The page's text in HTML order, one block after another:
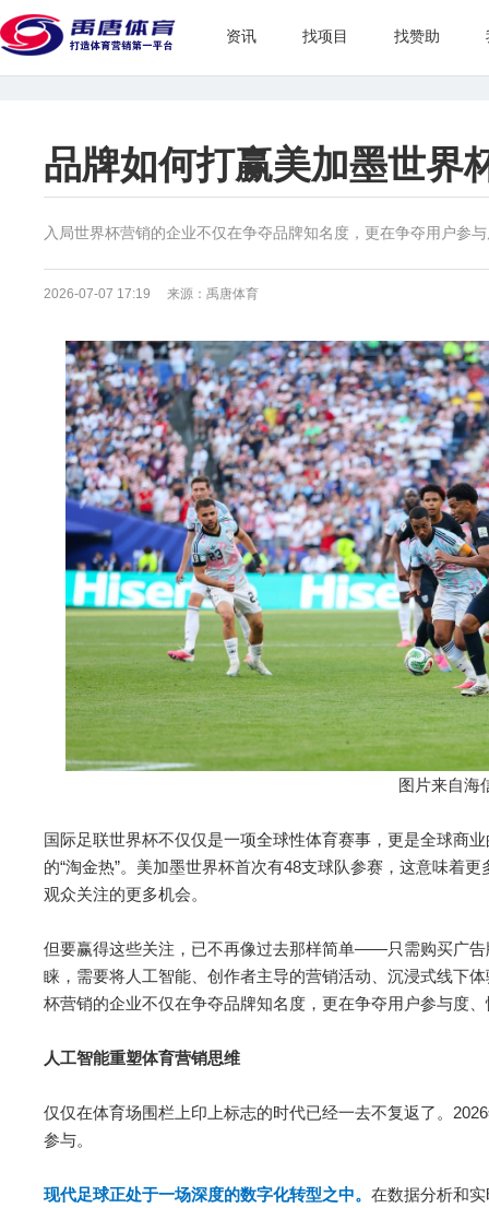
资讯 找项目 找赞助
品牌如何打赢美加墨世界
入局世界杯营销的企业不仅在争夺品牌知名度，更在争夺用户参
2026-07-07 17:19 来源：禹唐体育
图片来自海
国际足联世界杯不仅仅是一项全球性体育赛事，更是全球商
的“淘金热”。美加墨世界杯首次有48支球队参赛，这意味着
观众关注的更多机会。
但要赢得这些关注，已不再像过去那样简单——只需购买广
睐，需要将人工智能、创作者主导的营销活动、沉浸式线下
杯营销的企业不仅在争夺品牌知名度，更在争夺用户参与度
人工智能重塑体育营销思维
仅仅在体育场围栏上印上标志的时代已经一去不复返了。
参与。
现代足球正处于一场深度的数字化转型之中。 在数据分析和